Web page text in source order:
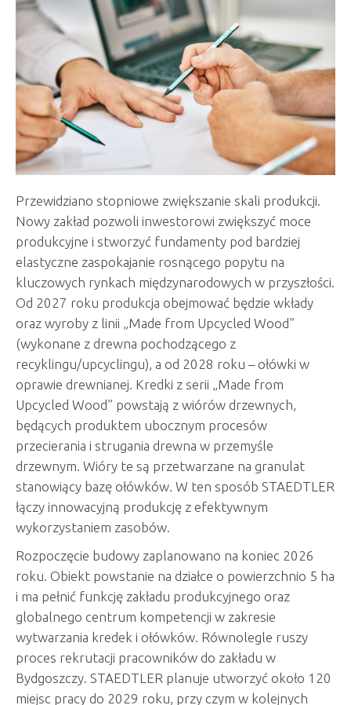
Przewidziano stopniowe zwiększanie skali produkcji.
Nowy zakład pozwoli inwestorowi zwiększyć moce
produkcyjne i stworzyć fundamenty pod bardziej
elastyczne zaspokajanie rosnącego popytu na
kluczowych rynkach międzynarodowych w przyszłości.
Od 2027 roku produkcja obejmować będzie wkłady
oraz wyroby z linii „Made from Upcycled Wood”
(wykonane z drewna pochodzącego z
recyklingu/upcyclingu), a od 2028 roku – ołówki w
oprawie drewnianej. Kredki z serii „Made from
Upcycled Wood” powstają z wiórów drzewnych,
będących produktem ubocznym procesów
przecierania i strugania drewna w przemyśle
drzewnym. Wióry te są przetwarzane na granulat
stanowiący bazę ołówków. W ten sposób STAEDTLER
łączy innowacyjną produkcję z efektywnym
wykorzystaniem zasobów.
Rozpoczęcie budowy zaplanowano na koniec 2026
roku. Obiekt powstanie na działce o powierzchnio 5 ha
i ma pełnić funkcję zakładu produkcyjnego oraz
globalnego centrum kompetencji w zakresie
wytwarzania kredek i ołówków. Równolegle ruszy
proces rekrutacji pracowników do zakładu w
Bydgoszczy. STAEDTLER planuje utworzyć około 120
miejsc pracy do 2029 roku, przy czym w kolejnych